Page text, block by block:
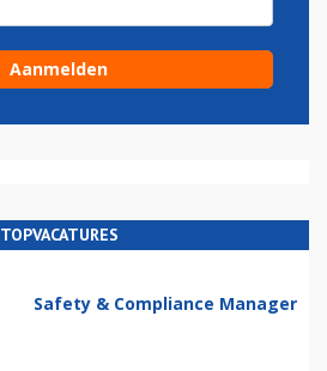
TOPVACATURES
Safety & Compliance Manager